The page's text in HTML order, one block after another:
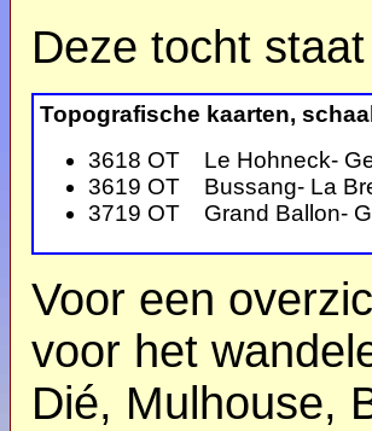
Deze tocht
Topografische kaarten,
3618 OT Le Hohneck-
3619 OT Bussang- La
3719 OT Grand Ballon-
Voor een
voor het
Dié, Mulhouse,